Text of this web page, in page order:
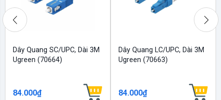
Dây Quang SC/UPC, Dài 3M
Ugreen (70664)
84.000₫
Dây Quang LC/UPC, Dài 3M
Ugreen (70663)
84.000₫